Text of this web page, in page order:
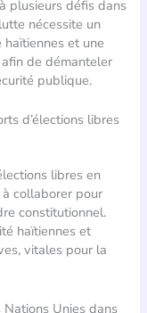
plusieurs défis dans
nécessite un
et une
de démanteler
publique.
d’élections libres
libres en
collaborer pour
constitutionnel.
haïtiennes et
vitales pour la
Unies dans